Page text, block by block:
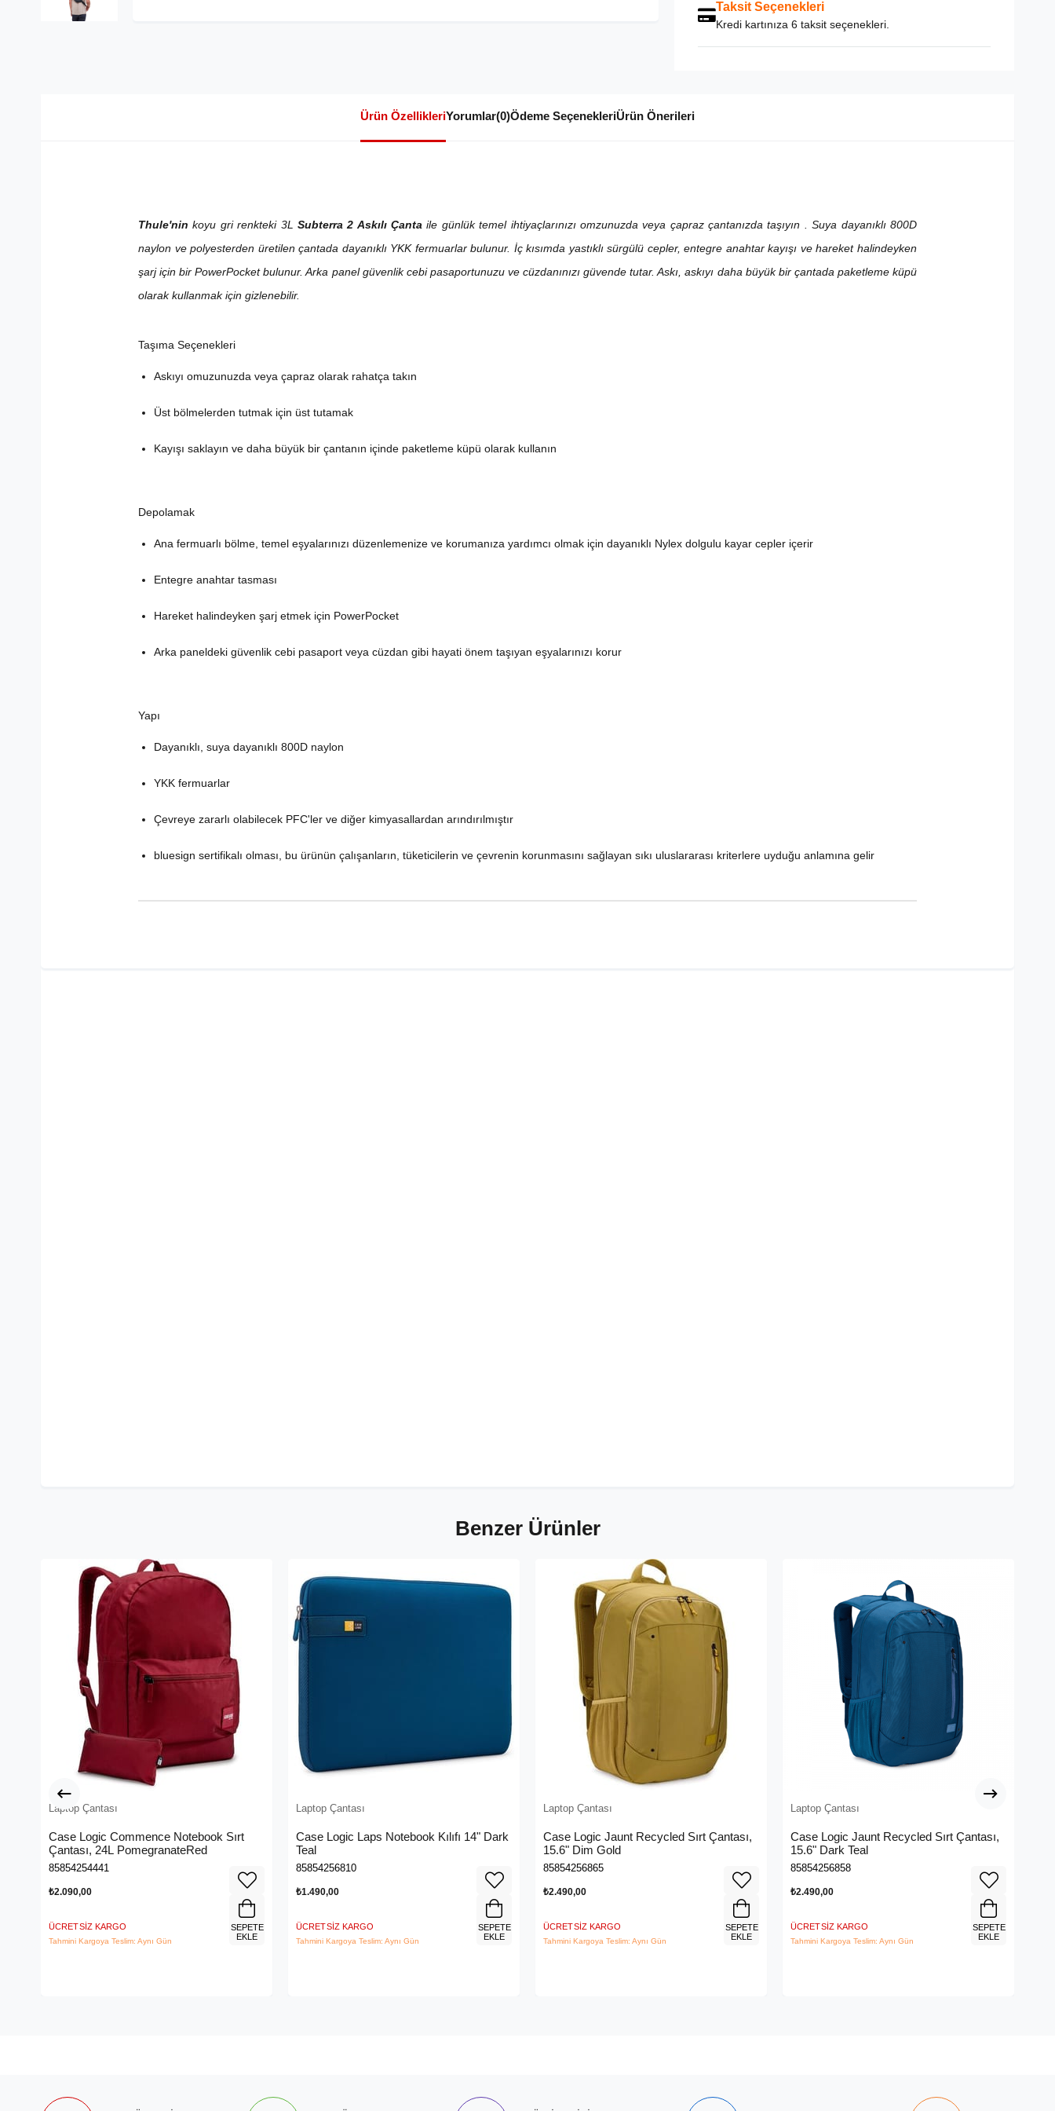
Taksit Seçenekleri
Kredi kartınıza 6 taksit seçenekleri.
Ürün ÖzellikleriYorumlar(0)Ödeme SeçenekleriÜrün Önerileri
Thule'nin koyu gri renkteki 3L Subterra 2 Askılı Çanta ile günlük temel ihtiyaçlarınızı omzunuzda veya çapraz çantanızda taşıyın . Suya dayanıklı 800D
naylon ve polyesterden üretilen çantada dayanıklı YKK fermuarlar bulunur. İç kısımda yastıklı sürgülü cepler, entegre anahtar kayışı ve hareket halindeyken
şarj için bir PowerPocket bulunur. Arka panel güvenlik cebi pasaportunuzu ve cüzdanınızı güvende tutar. Askı, askıyı daha büyük bir çantada paketleme küpü
olarak kullanmak için gizlenebilir.
Taşıma Seçenekleri
Askıyı omuzunuzda veya çapraz olarak rahatça takın
Üst bölmelerden tutmak için üst tutamak
Kayışı saklayın ve daha büyük bir çantanın içinde paketleme küpü olarak kullanın
Depolamak
Ana fermuarlı bölme, temel eşyalarınızı düzenlemenize ve korumanıza yardımcı olmak için dayanıklı Nylex dolgulu kayar cepler içerir
Entegre anahtar tasması
Hareket halindeyken şarj etmek için PowerPocket
Arka paneldeki güvenlik cebi pasaport veya cüzdan gibi hayati önem taşıyan eşyalarınızı korur
Yapı
Dayanıklı, suya dayanıklı 800D naylon
YKK fermuarlar
Çevreye zararlı olabilecek PFC'ler ve diğer kimyasallardan arındırılmıştır
bluesign sertifikalı olması, bu ürünün çalışanların, tüketicilerin ve çevrenin korunmasını sağlayan sıkı uluslararası kriterlere uyduğu anlamına gelir
Benzer Ürünler
Laptop Çantası
Case Logic Commence Notebook Sırt
Çantası, 24L PomegranateRed
85854254441
₺2.090,00
ÜCRETSIZ KARGO
Tahmini Kargoya Teslim: Aynı Gün
SEPETE
EKLE
Laptop Çantası
Case Logic Laps Notebook Kılıfı 14" Dark
Teal
85854256810
₺1.490,00
ÜCRETSIZ KARGO
Tahmini Kargoya Teslim: Aynı Gün
SEPETE
EKLE
Laptop Çantası
Case Logic Jaunt Recycled Sırt Çantası,
15.6" Dim Gold
85854256865
₺2.490,00
ÜCRETSIZ KARGO
Tahmini Kargoya Teslim: Aynı Gün
SEPETE
EKLE
Laptop Çantası
Case Logic Jaunt Recycled Sırt Çantası,
15.6" Dark Teal
85854256858
₺2.490,00
ÜCRETSIZ KARGO
Tahmini Kargoya Teslim: Aynı Gün
SEPETE
EKLE